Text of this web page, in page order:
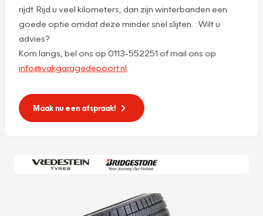
rijdt. Rijd u veel kilometers, dan zijn winterbanden een
goede optie omdat deze minder snel slijten. : Wilt u
advies?
Kom langs, bel ons op 0113-552251 of mail ons op
info@vakgaragedepoort.nl
Maak nu een afspraak!